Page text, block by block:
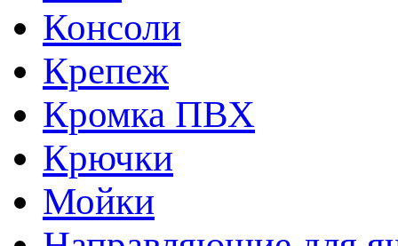
Консоли
Крепеж
Кромка ПВХ
Крючки
Мойки